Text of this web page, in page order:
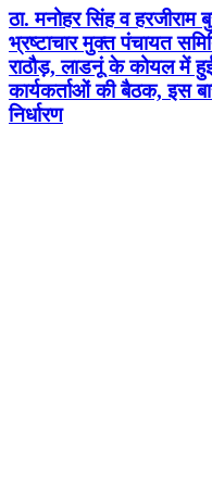
ठा. मनोहर सिंह व
भ्रष्टाचार मुक्त पंचायत
राठौड़, लाडनूं के कोयल में
कार्यकर्ताओं की बैठक, इस
निर्धारण